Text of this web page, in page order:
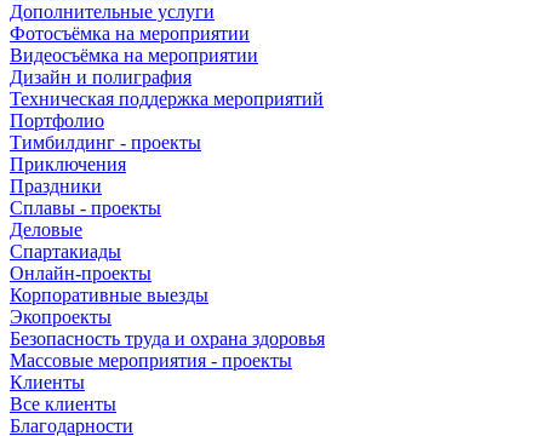
Дополнительные услуги
Фотосъёмка на мероприятии
Видеосъёмка на мероприятии
Дизайн и полиграфия
Техническая поддержка мероприятий
Портфолио
Тимбилдинг - проекты
Приключения
Праздники
Сплавы - проекты
Деловые
Спартакиады
Онлайн-проекты
Корпоративные выезды
Экопроекты
Безопасность труда и охрана здоровья
Массовые мероприятия - проекты
Клиенты
Все клиенты
Благодарности